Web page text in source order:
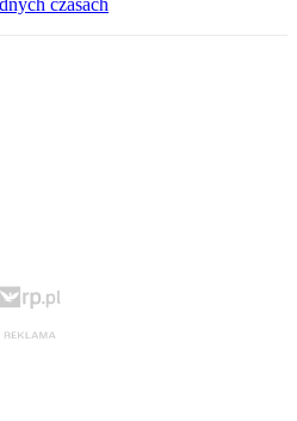
czasach